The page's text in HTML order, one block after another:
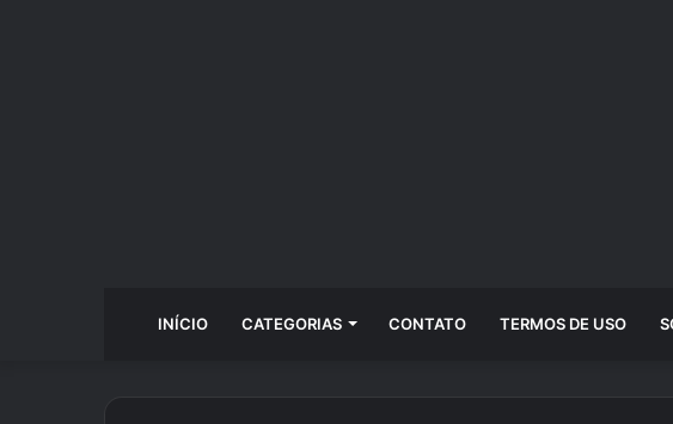
INÍCIO CATEGORIAS CONTATO TERMOS DE USO